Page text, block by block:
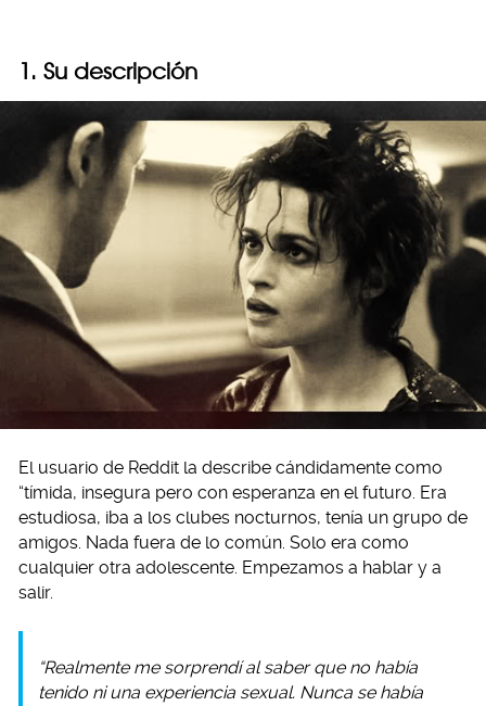
1. Su descripción
El usuario de Reddit la describe cándidamente como
“tímida, insegura pero con esperanza en el futuro. Era
estudiosa, iba a los clubes nocturnos, tenía un grupo de
amigos. Nada fuera de lo común. Solo era como
cualquier otra adolescente. Empezamos a hablar y a
salir.
“Realmente me sorprendí al saber que no había
tenido ni una experiencia sexual. Nunca se había